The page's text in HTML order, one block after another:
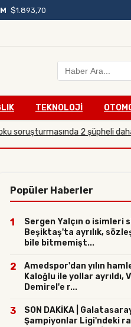
$1.893,70
TEKNOLOJİ
2 şüpheli daha
Popüler Haberler
1
Sergen Yalçın o isimleri
Beşiktaş'ta ayrılık,
bile bitmemişt...
2
Amedspor'dan yılın
Kaloğlu ile yollar ayrıldı,
Demirel'e r...
3
SON DAKİKA |
Şampiyonlar Ligi'ndeki